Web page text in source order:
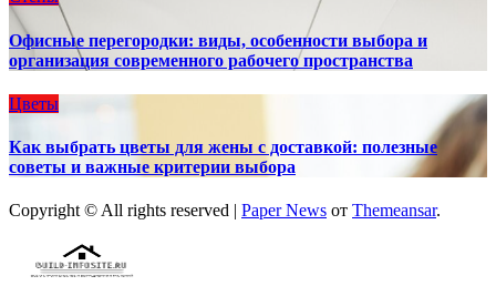
Офисные перегородки: виды, особенности выбора и
организация современного рабочего пространства
Цветы
Как выбрать цветы для жены с доставкой: полезные
советы и важные критерии выбора
Copyright © All rights reserved Paper News от Themeansar.